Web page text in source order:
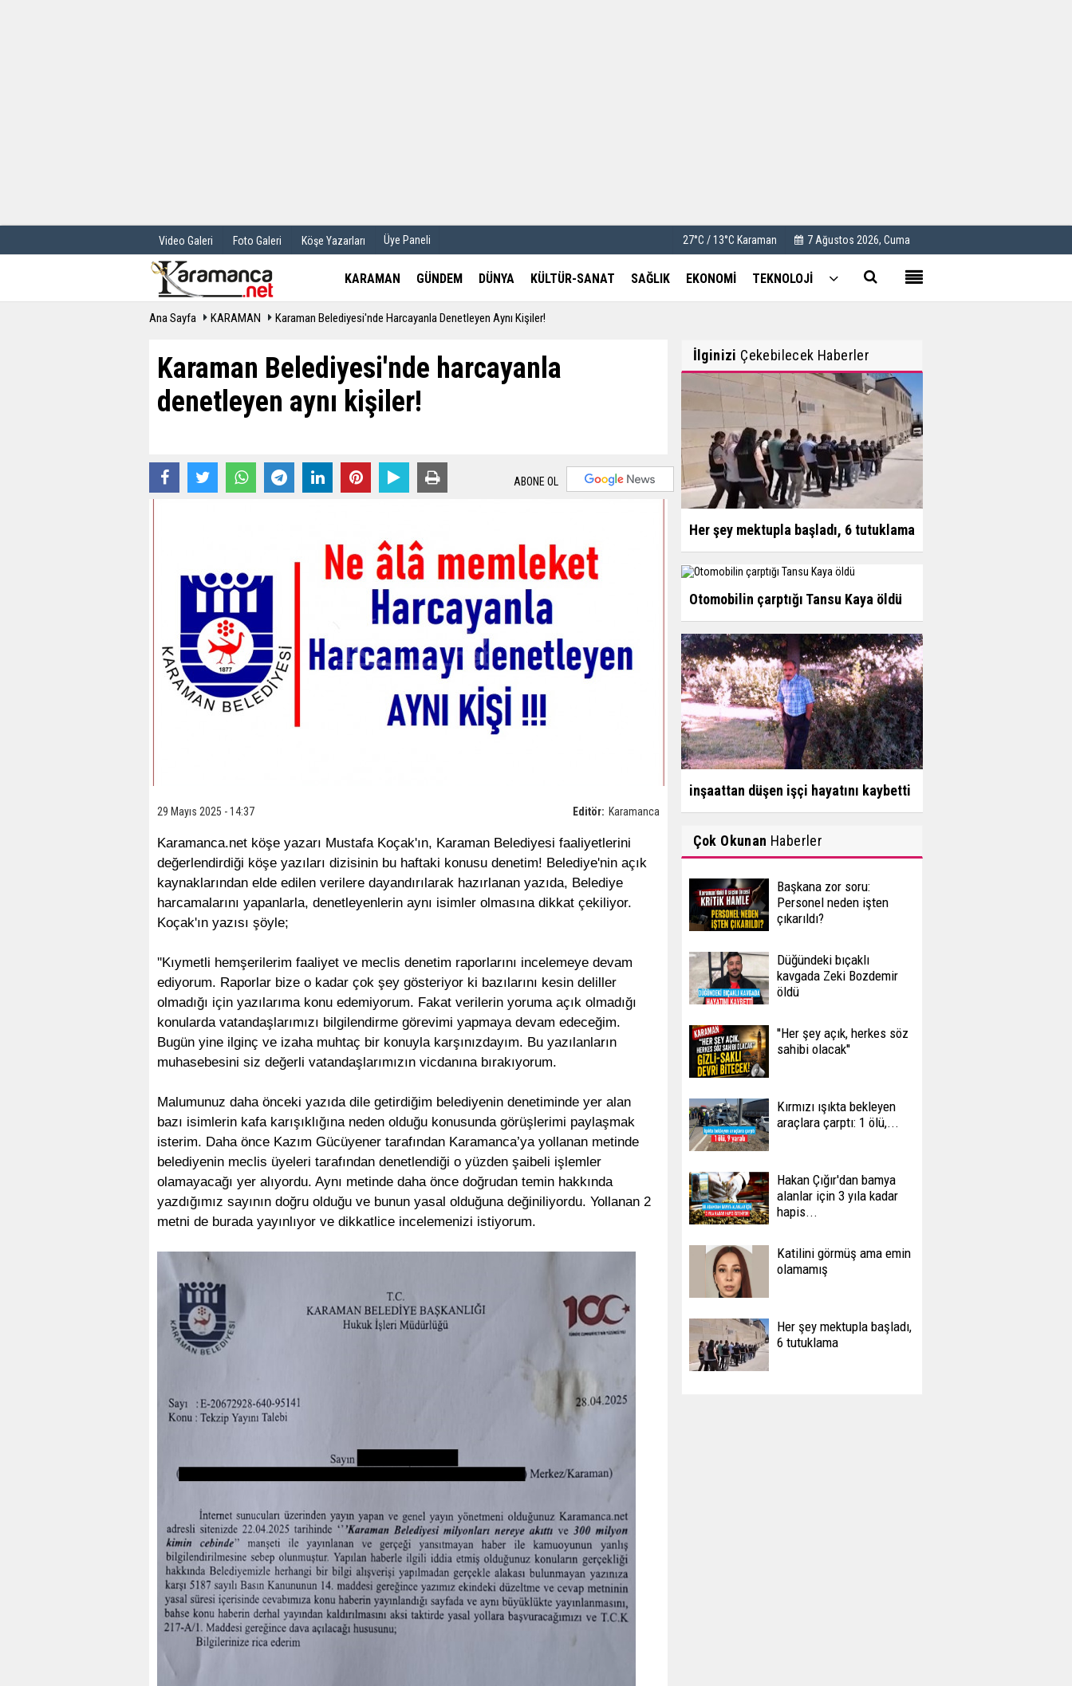
Video Galeri Foto Galeri Köşe Yazarları Üye Paneli 27°C / 13°C Karaman 7 Ağustos 2026, Cuma
KARAMAN GÜNDEM DÜNYA KÜLTÜR-SANAT SAĞLIK EKONOMİ TEKNOLOJİ
Ana Sayfa KARAMAN Karaman Belediyesi'nde Harcayanla Denetleyen Aynı Kişiler!
Karaman Belediyesi'nde harcayanla
denetleyen aynı kişiler!
ABONE OL
Editör: Karamanca
29 Mayıs 2025 - 14:37
Karamanca.net köşe yazarı Mustafa Koçak'ın, Karaman Belediyesi faaliyetlerini
değerlendirdiği köşe yazıları dizisinin bu haftaki konusu denetim! Belediye'nin açık
kaynaklarından elde edilen verilere dayandırılarak hazırlanan yazıda, Belediye
harcamalarını yapanlarla, denetleyenlerin aynı isimler olmasına dikkat çekiliyor.
Koçak'ın yazısı şöyle;
''Kıymetli hemşerilerim faaliyet ve meclis denetim raporlarını incelemeye devam
ediyorum. Raporlar bize o kadar çok şey gösteriyor ki bazılarını kesin deliller
olmadığı için yazılarıma konu edemiyorum. Fakat verilerin yoruma açık olmadığı
konularda vatandaşlarımızı bilgilendirme görevimi yapmaya devam edeceğim.
Bugün yine ilginç ve izaha muhtaç bir konuyla karşınızdayım. Bu yazılanların
muhasebesini siz değerli vatandaşlarımızın vicdanına bırakıyorum.
Malumunuz daha önceki yazıda dile getirdiğim belediyenin denetiminde yer alan
bazı isimlerin kafa karışıklığına neden olduğu konusunda görüşlerimi paylaşmak
isterim. Daha önce Kazım Gücüyener tarafından Karamanca’ya yollanan metinde
belediyenin meclis üyeleri tarafından denetlendiği o yüzden şaibeli işlemler
olamayacağı yer alıyordu. Aynı metinde daha önce doğrudan temin hakkında
yazdığımız sayının doğru olduğu ve bunun yasal olduğuna değiniliyordu. Yollanan 2
metni de burada yayınlıyor ve dikkatlice incelemenizi istiyorum.
İlginizi Çekebilecek Haberler
Her şey mektupla başladı, 6 tutuklama
Otomobilin çarptığı Tansu Kaya öldü
inşaattan düşen işçi hayatını kaybetti
Çok Okunan Haberler
Başkana zor soru:
Personel neden işten
çıkarıldı?
Düğündeki bıçaklı
kavgada Zeki Bozdemir
öldü
''Her şey açık, herkes söz
sahibi olacak''
Kırmızı ışıkta bekleyen
araçlara çarptı: 1 ölü,...
Hakan Çığır'dan bamya
alanlar için 3 yıla kadar
hapis...
Katilini görmüş ama emin
olamamış
Her şey mektupla başladı,
6 tutuklama